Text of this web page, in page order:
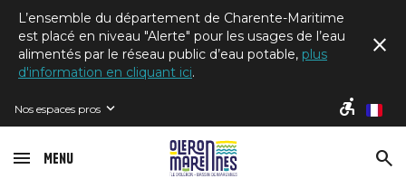
L’ensemble du département de Charente-Maritime
est placé en niveau "Alerte" pour les usages de l’eau
alimentés par le réseau public d’eau potable, plus
d'information en cliquant ici.
Nos espaces pros fr
Menu